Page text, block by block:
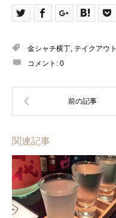
金シャチ横丁, テイクアウト
コメント: 0
関連記事